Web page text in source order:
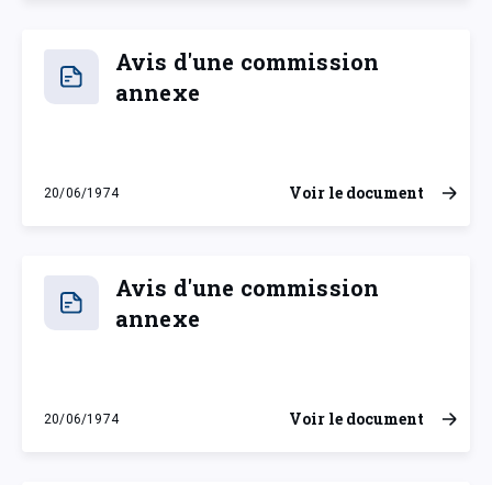
Avis d'une commission
annexe
20/06/1974
jeudi 20 juin 1974
Voir le document
Avis d'une commission
annexe
20/06/1974
jeudi 20 juin 1974
Voir le document